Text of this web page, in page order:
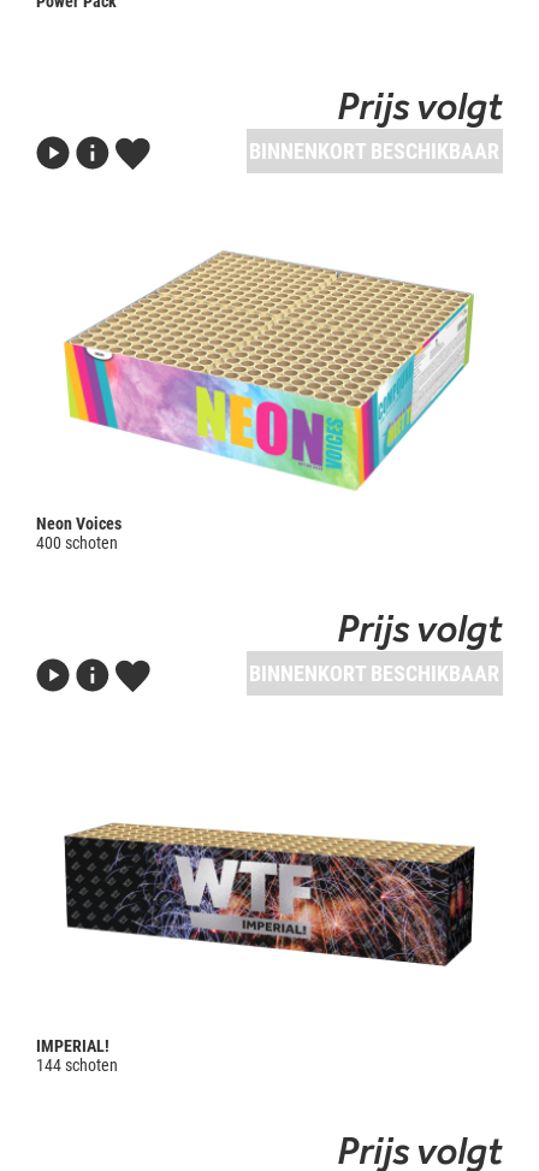
Prijs volgt
BINNENKORT BESCHIKBAAR
Neon Voices
400 schoten
Prijs volgt
BINNENKORT BESCHIKBAAR
IMPERIAL!
144 schoten
Prijs volgt